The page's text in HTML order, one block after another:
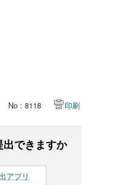
No : 8118 印刷
出できますか
アプリ